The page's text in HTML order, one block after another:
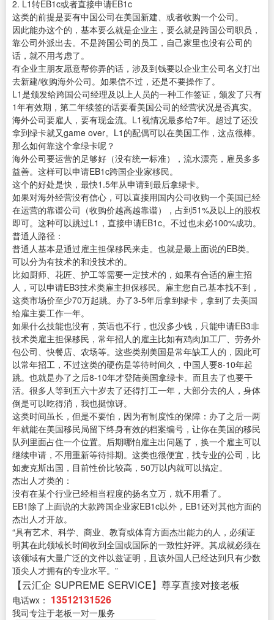
2. L1转EB1c或者直接申请EB1c
这类的前提是要有中国公司在美国新建、或者收购一个公司。
因此能办这个的，基本要么就是企业主，要么就是跨国公司职员，
靠公司外派出去。不是跨国公司的员工，自己家里也没有公司的
话，就不用考虑了。
有企业主朋友愿意帮你弄的话，涉及到钱要以企业主公司名义打出
去新建/收购海外公司。如果信不过，还是不要操作了。
L1是颁发给跨国公司经理及以上人员的一种工作签证，颁发了只有
1年有效期，第二年续签的话要看美国公司的经营状况是否真实。
海外公司要雇人，要有现金流。L1视情况最多给7年。超过了还没
拿到绿卡就又game over。L1的配偶可以在美国工作，这点很棒。
那么如何靠这个拿绿卡呢？
海外公司要运营的足够好（没有统一标准），流水漂亮，雇员多多
益善。这样可以申请EB1c跨国企业家移民。
这个的好处是快，最快1.5年从申请到最后拿绿卡。
如果对海外经营没有信心，可以直接用国内公司收购一个美国已经
在运营的靠谱公司（收购价越高越靠谱），占到51%及以上的股权
即可。这种可以跳过L1，直接申请EB1c。不过也未必100%成功。
普通人路径：
普通人基本是通过雇主担保移民来走。也就是最上面说的EB类。
可以分为有技术的和没技术的。
比如厨师、花匠、护工等需要一定技术的，如果有合适的雇主招
人，可以申请EB3技术类雇主担保移民。雇主您自己基本找不到，
这类市场价至少70万起跳。办了3-5年后拿到绿卡，拿到了去美国
给雇主要工作一年。
如果什么技能也没有，英语也不行，也没多少钱，只能申请EB3非
技术类雇主担保移民，常年招人的雇主比如有鸡肉加工厂、劳务外
包公司、快餐店、农场等。这些类别美国是常年缺工人的，因此可
以常年招工，不过这类的硬伤是等待时间久，中国人要8-10年起
跳。也就是办了之后8-10年才登陆美国拿绿卡。而且去了也要干
活。很多人等到五六十岁去了还得打工一年，大部分去的人，身体
倒是可以吃得消，我也挺惊讶。
这类时间虽长，但是不要怕，因为有制度性的保障：办了之后一两
年就能在美国移民局留下终身有效的档案编号，让你在美国的移民
队列里面占住一个位置。后期哪怕雇主出问题了，换一个雇主可以
继续申请，不用重新等待排期。这类也很便宜，找专业的公司，比
如麦克斯出国，目前性价比较高，50万以内就可以搞定。
杰出人才类的：
没有在某个行业已经相当程度的扬名立万，就不用看了。
EB1除了上面说的大款跨国企业家EB1c以外，EB1还对其他方面的
杰出人才开放。
“具有艺术、科学、商业、教育或体育方面杰出能力的人，必须证
明其在此领域长时间收到全国或国际的一致性好评。其成就必须在
该领域有大量广泛的文件以兹证明，且该外国人已经达到只有少数
顶尖人才拥有的专业水平。”
【云汇企 SUPREME SERVICE】尊享直接对接老板
电话wx： 13512131526
我司专注于老板一对一服务